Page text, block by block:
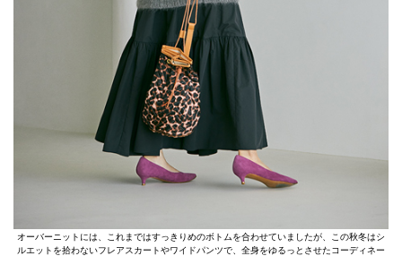
オーバーニットには、これまではすっきりめのボトムを合わせていましたが、この秋冬はシ
ルエットを拾わないフレアスカートやワイドパンツで、全身をゆるっとさせたコーディネー